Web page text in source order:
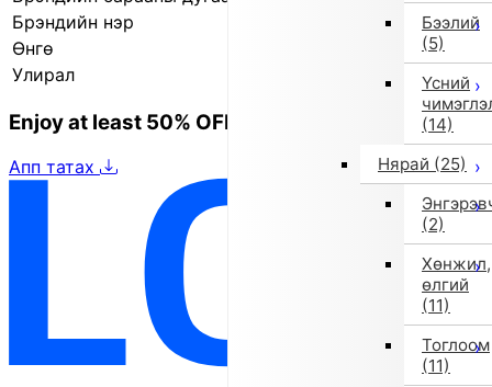
Бээлий
(5)
Үсний
(14)
Нярай (25)
(2)
Хөнжил,
өлгий
(11)
Тоглоом
(11)
Брэндийн нэр
Импортын сонголт
Өнгө
Улирал
2025 оны намар/өвөл
Enjoy at least 50% OFF Tokyo fashion
Апп татах